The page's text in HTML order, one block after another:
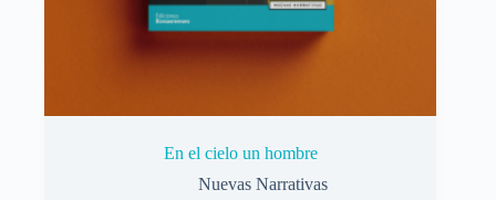
En el cielo un hombre
Nuevas Narrativas